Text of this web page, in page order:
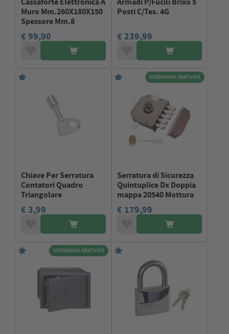
Muro Mm.260X180X150
Spessore Mm.8
€ 99,90
Posti C/Tes. 4G
€ 239,99
Chiave Per Serratura
Contatori Quadro
Triangolare
€ 3,99
SPEDIZIONE GRATUITA
Serratura di Sicurezza
Quintuplice Dx Doppia
mappa 20540 Mottura
€ 179,99
SPEDIZIONE GRATUITA